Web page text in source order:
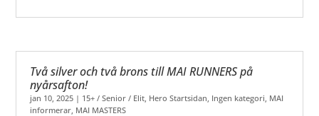
Två silver och två brons till MAI RUNNERS på
nyårsafton!
jan 10, 2025 | 15+ / Senior / Elit Hero Startsidan Ingen kategori MAI
informerar MAI MASTERS